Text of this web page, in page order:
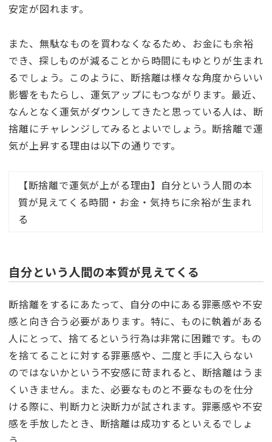
安定が図れます。
また、無駄なものを買わなくなるため、お金にも余裕
でき、探しものが減ることから時間にもゆとりが生まれ
るでしょう。このように、断捨離は様々な角度からいい
影響をもたらし、運気アップにもつながります。最近、
なんとなく運気がダウンしてきたと思っている人は、断
捨離にチャレンジしてみるとよいでしょう。断捨離で運
気が上昇する理由は以下の通りです。
【断捨離で運気が上がる理由】自分という人間の本
質が見えてくる時間・お金・気持ちに余裕が生まれ
る
自分という人間の本質が見えてくる
断捨離をするにあたって、自分の中にある罪悪感や不安
感と向き合う必要があります。特に、ものに執着がある
人にとって、捨てるという行為は非常に困難です。もの
を捨てることに対する罪悪感や、二度と手に入らない
のではないかという不安感に苛まれると、断捨離はうま
くいきません。また、必要なものと不要なものを仕分
ける際に、判断力と決断力が試されます。罪悪感や不安
感を手放したとき、断捨離は成功するといえるでしょ